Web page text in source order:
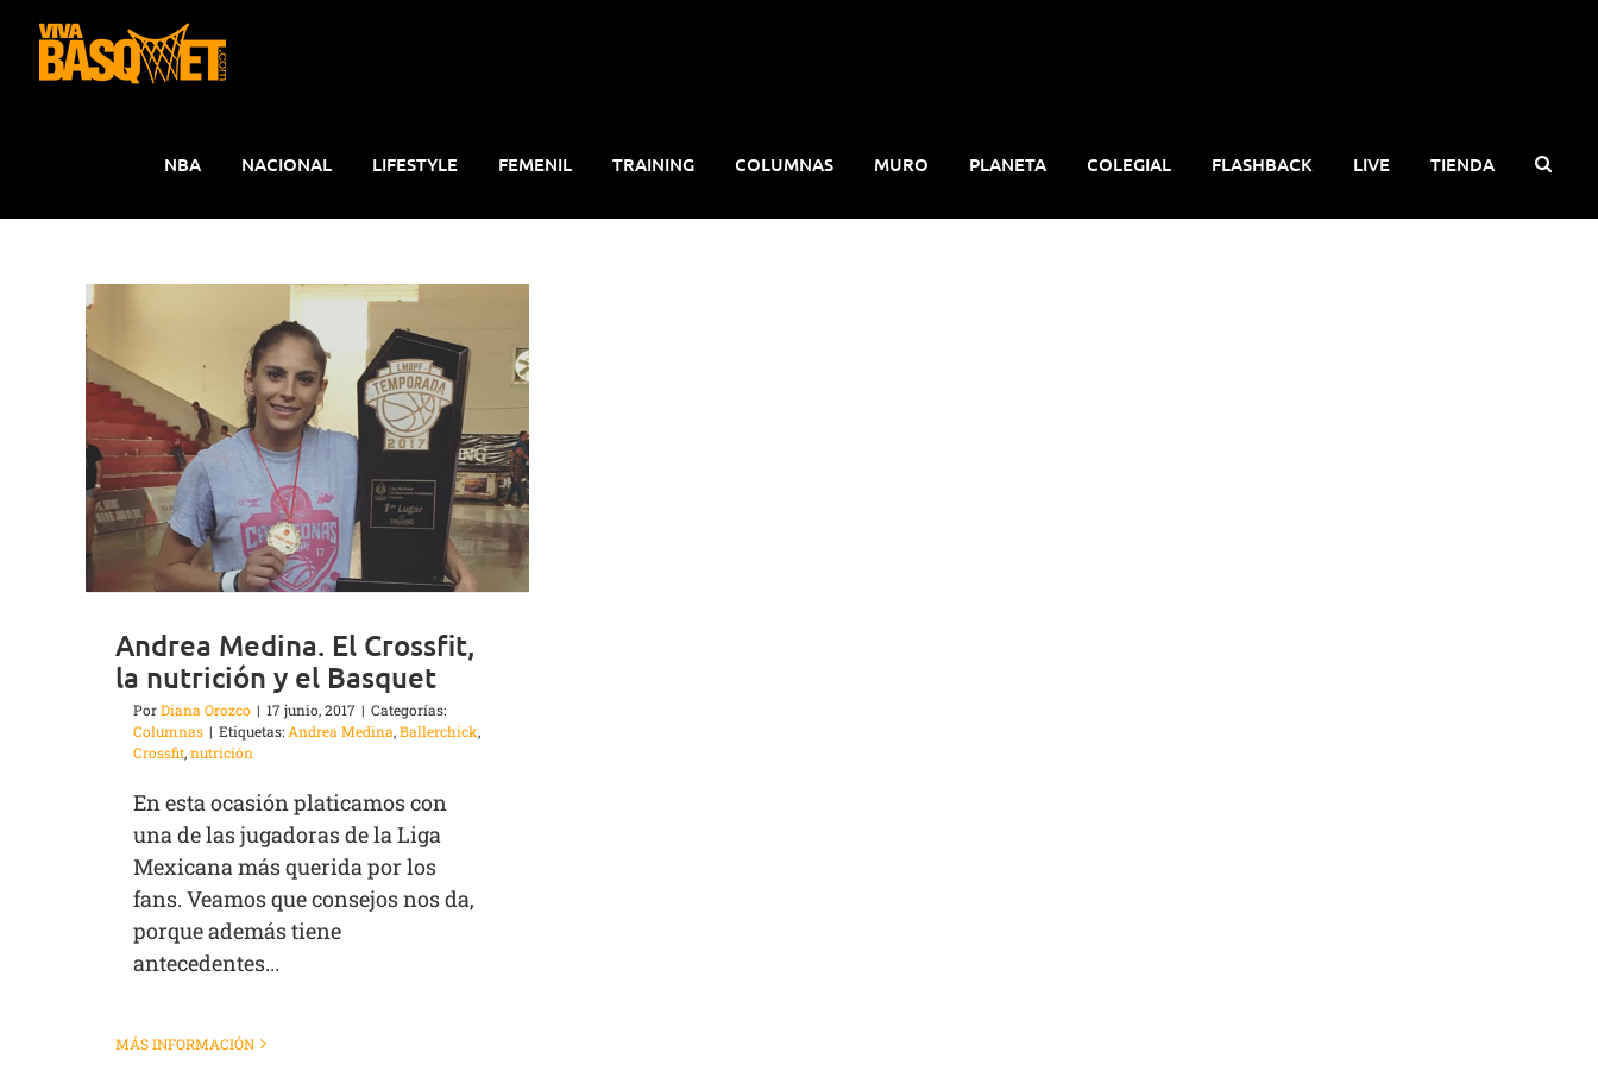
contenido
NBA NACIONAL LIFESTYLE FEMENIL TRAINING COLUMNAS MURO PLANETA COLEGIAL FLASHBACK LIVE TIENDA
Andrea Medina. El Crossfit,
la nutrición y el Basquet
PorDiana Orozco | 17 junio, 2017 | Categorías:
Columnas | Etiquetas:Andrea Medina,Ballerchick,
Crossfit,nutrición
En esta ocasión platicamos con
una de las jugadoras de la Liga
Mexicana más querida por los
fans. Veamos que consejos nos da,
porque además tiene
antecedentes...
MÁS INFORMACIÓN